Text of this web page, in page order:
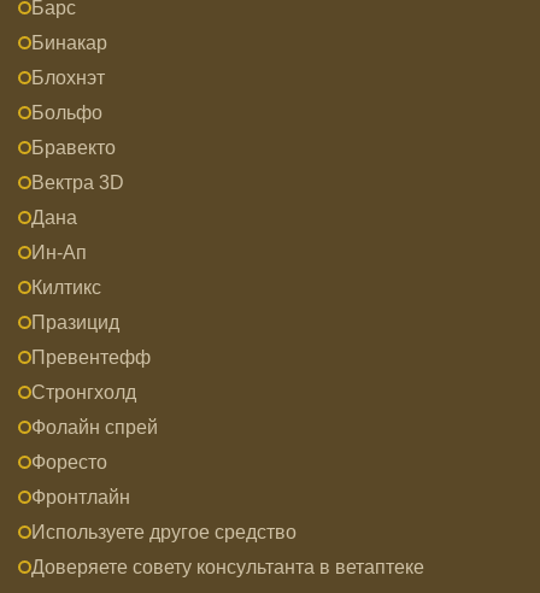
Барс
Бинакар
Блохнэт
Больфо
Бравекто
Вектра 3D
Дана
Ин-Ап
Килтикс
Празицид
Превентефф
Стронгхолд
Фолайн спрей
Форесто
Фронтлайн
Используете другое средство
Доверяете совету консультанта в ветаптеке